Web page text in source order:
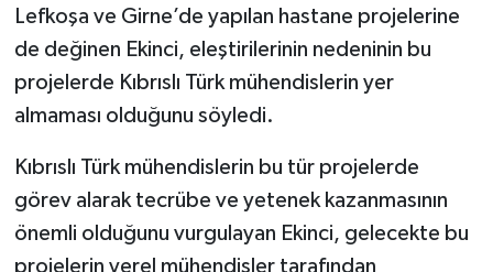
Lefkoşa ve Girne’de yapılan hastane projelerine
de değinen Ekinci, eleştirilerinin nedeninin bu
projelerde Kıbrıslı Türk mühendislerin yer
almaması olduğunu söyledi.
Kıbrıslı Türk mühendislerin bu tür projelerde
görev alarak tecrübe ve yetenek kazanmasının
önemli olduğunu vurgulayan Ekinci, gelecekte bu
projelerin yerel mühendisler tarafından